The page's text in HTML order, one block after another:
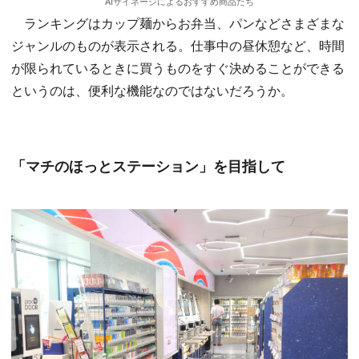
ランキングはカップ麺からお弁当、パンなどさまざまな
ジャンルのものが表示される。仕事中の昼休憩など、時間
が限られているときに買うものをすぐ決めることができる
というのは、便利な機能なのではないだろうか。
「マチのほっとステーション」を目指して